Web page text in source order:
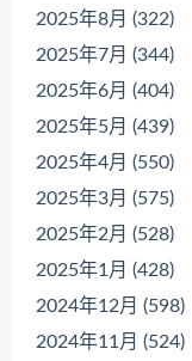
2025年8月 (322)
2025年7月 (344)
2025年6月 (404)
2025年5月 (439)
2025年4月 (550)
2025年3月 (575)
2025年2月 (528)
2025年1月 (428)
2024年12月 (598)
2024年11月 (524)